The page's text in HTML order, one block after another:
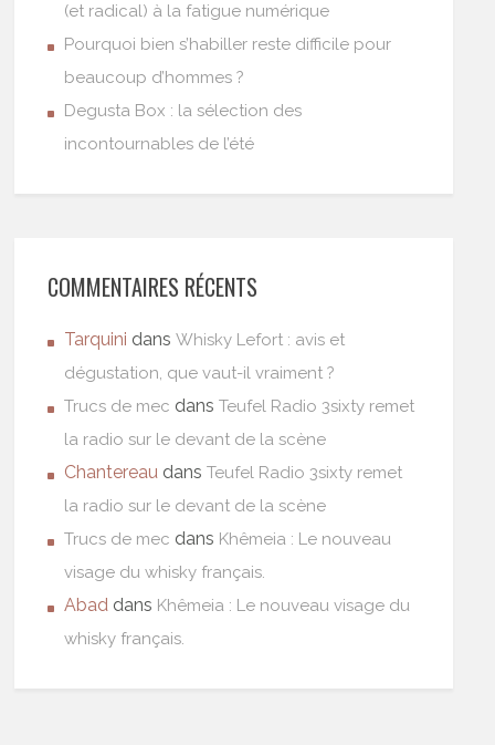
(et radical) à la fatigue numérique
Pourquoi bien s’habiller reste difficile pour
beaucoup d’hommes ?
Degusta Box : la sélection des
incontournables de l’été
COMMENTAIRES RÉCENTS
Tarquini dansWhisky Lefort : avis et
dégustation, que vaut-il vraiment ?
Trucs de mec dansTeufel Radio 3sixty remet
la radio sur le devant de la scène
Chantereau dansTeufel Radio 3sixty remet
la radio sur le devant de la scène
Trucs de mec dans Khêmeia : Le nouveau
visage du whisky français.
Abad dans Khêmeia : Le nouveau visage du
whisky français.